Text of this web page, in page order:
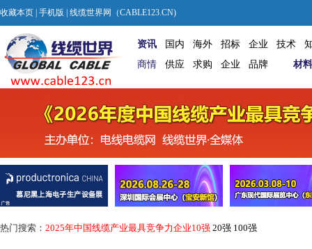
收藏本页 手机版 | 线缆世界网（CABLE123.CN)
资讯 国内 海外 招标 企业 技术
商情
供应 求购 企业 品牌 材料
热门搜索： 2025年中国线缆产业最具竞争力企业10强 20强 100强